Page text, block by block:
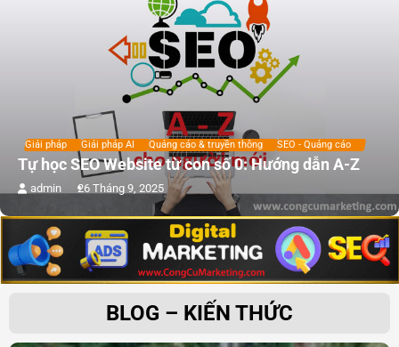
Giải pháp Giải pháp AI Quảng cáo & truyền thông SEO - Quảng cáo
Tự học SEO Website từ con số 0: Hướng dẫn A-Z
admin 26 Tháng 9, 2025
BLOG – KIẾN THỨC